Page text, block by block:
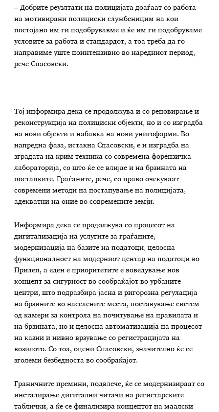
– Добрите реузлтати на полицијата доаѓаат со работа
на мотивирани полициски службеницим на кои
постојано им ги подобрувавме и ќе им ги подобруваме
условите за работа и стандардот, а тоа треба да го
направиме уште поинтензивно во наредниот период,
рече Спасовски.
Тој информира дека се продолжува и со реновирање и
реконструкција на полициски објекти, но и со изградба
на нови објекти и набавка на нови унигоформи. Во
напредна фаза, истакна Спасовски, е и изградба на
зградата на крим техника со современа форензичка
лабораторија, со што ќе се влијае и на брзината на
постапките. Граѓаните, рече, со право очекуваат
современи методи на постапување на полицијата,
адекватни на оние во современите земји.
Информира дека се продолжува со процесот на
дигитализација на услугите за граѓаните,
модернизација на базите на податоци, целосна
функционалност на модерниот центар на податоци во
Прилеп, а еден е приоритетите е воведување нов
концепт за сигурност во сообраќајот во урбаните
центри, што подразбира јасна и ригорозна регулација
на брзините во населените места, поставување систем
од камери за контрола на почитување на правилата и
на брзината, но и целосна автоматизација на процесот
на казни и нивно врзување со регистрацијата на
возилото. Со тоа, оцени Спасовски, значително ќе се
зголеми безбедноста во сообраќајот.
Граничните премини, подвлече, ќе се модернизираат со
инсталирање дигитални читачи на регистарските
таблички, а ќе се финализира концептот на маалски